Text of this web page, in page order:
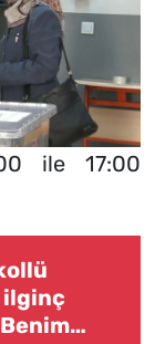
ile 17:00